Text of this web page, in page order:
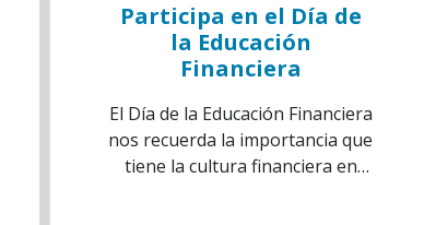
Participa en el Día de
la Educación
Financiera
El Día de la Educación Financiera
nos recuerda la importancia que
tiene la cultura financiera en